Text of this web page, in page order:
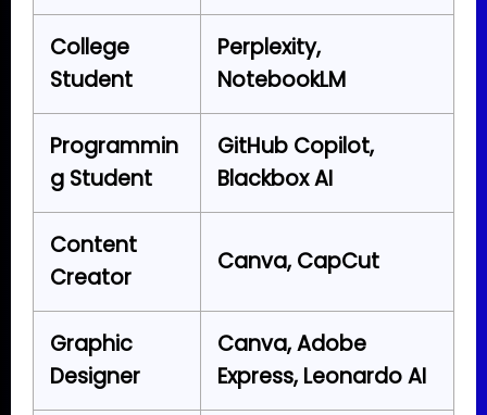
College
Student
Perplexity,
NotebookLM
Programmin
g Student
GitHub Copilot,
Blackbox AI
Content
Creator
Canva, CapCut
Graphic
Designer
Canva, Adobe
Express, Leonardo AI